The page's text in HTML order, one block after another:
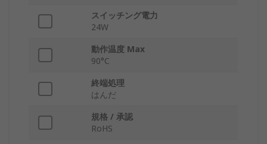
スイッチング電力
24W
動作温度 Max
90°C
終端処理
はんだ
規格 / 承認
RoHS